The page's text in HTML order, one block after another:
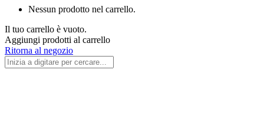
Nessun prodotto nel carrello.
Il tuo carrello è vuoto.
Aggiungi prodotti al carrello
Ritorna al negozio